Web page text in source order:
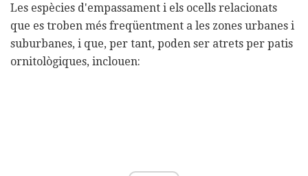
Les espècies d'empassament i els ocells relacionats
que es troben més freqüentment a les zones urbanes i
suburbanes, i que, per tant, poden ser atrets per patis
ornitològiques, inclouen: